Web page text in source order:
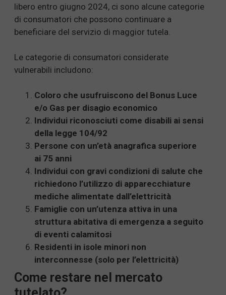
libero entro giugno 2024, ci sono alcune categorie
di consumatori che possono continuare a
beneficiare del servizio di maggior tutela.
Le categorie di consumatori considerate
vulnerabili includono:
Coloro che usufruiscono del Bonus Luce
e/o Gas per disagio economico
Individui riconosciuti come disabili ai sensi
della legge 104/92
Persone con un’età anagrafica superiore
ai 75 anni
Individui con gravi condizioni di salute che
richiedono l’utilizzo di apparecchiature
mediche alimentate dall’elettricità
Famiglie con un’utenza attiva in una
struttura abitativa di emergenza a seguito
di eventi calamitosi
Residenti in isole minori non
interconnesse (solo per l’elettricità)
Come restare nel mercato